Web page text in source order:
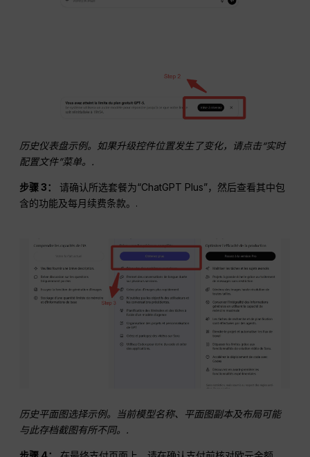
历史仪表盘示例。如果升级控件位置发生了变化，请点击“实时
配置文件”菜单。.
步骤 3：
请确认所选套餐为“ChatGPT Plus”，然后查看其中包
含的功能及每月续费条款。.
历史平面图选择示例。当前模型名称、平面图副本及布局可能
与此存档截图有所不同。.